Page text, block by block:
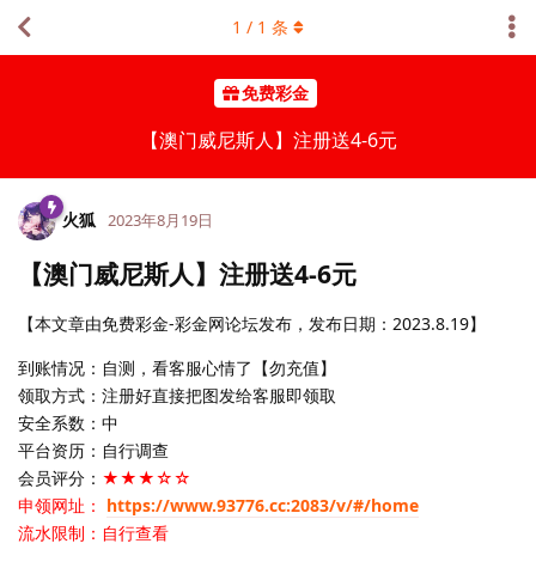
免费彩金
【澳门威尼斯人】注册送4-6元
1 / 1 条
火狐 2023年8月19日
【澳门威尼斯人】注册送4-6元
【本文章由免费彩金-彩金网论坛发布，发布日期：2023.8.19】
到账情况：自测，看客服心情了【勿充值】
领取方式：注册好直接把图发给客服即领取
安全系数：中
平台资历：自行调查
会员评分： ★★★☆☆
申领网址： https://www.93776.cc:2083/v/#/home
流水限制：自行查看